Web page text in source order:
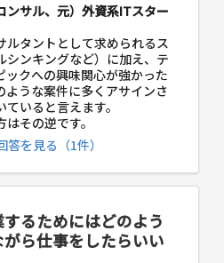
ンサル、元）外資系ITスター
ルタントとして求められるス
シンキングなど）に加え、テ
ックへの興味関心が強かった
ような案件に多くアサインさ
いると言えます。
その逆です。
答を見る（1件）
るためにはどのよう
ら仕事をしたらいい